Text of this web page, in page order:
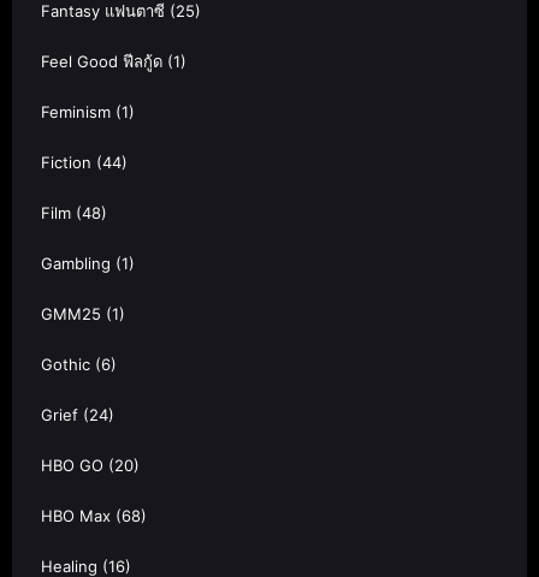
Fantasy แฟนตาซี (25)
Feel Good ฟีลกู้ด (1)
Feminism (1)
Fiction (44)
Film (48)
Gambling (1)
GMM25 (1)
Gothic (6)
Grief (24)
HBO GO (20)
HBO Max (68)
Healing (16)